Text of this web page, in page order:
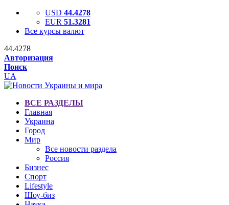
USD 44.4278
EUR 51.3281
Все курсы валют
44.4278
Авторизация
Поиск
UA
ВСЕ РАЗДЕЛЫ
Главная
Украина
Город
Мир
Все новости раздела
Россия
Бизнес
Спорт
Lifestyle
Шоу-биз